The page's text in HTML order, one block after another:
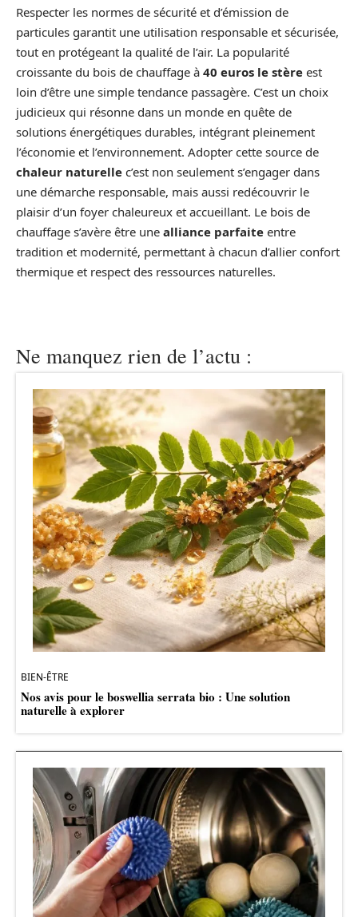
Respecter les normes de sécurité et d’émission de
particules garantit une utilisation responsable et sécurisée,
tout en protégeant la qualité de l’air. La popularité
croissante du bois de chauffage à 40 euros le stère est
loin d’être une simple tendance passagère. C’est un choix
judicieux qui résonne dans un monde en quête de
solutions énergétiques durables, intégrant pleinement
l’économie et l’environnement. Adopter cette source de
chaleur naturelle c’est non seulement s’engager dans
une démarche responsable, mais aussi redécouvrir le
plaisir d’un foyer chaleureux et accueillant. Le bois de
chauffage s’avère être une alliance parfaite entre
tradition et modernité, permettant à chacun d’allier confort
thermique et respect des ressources naturelles.
Ne manquez rien de l’actu :
BIEN-ÊTRE
Nos avis pour le boswellia serrata bio : Une solution
naturelle à explorer